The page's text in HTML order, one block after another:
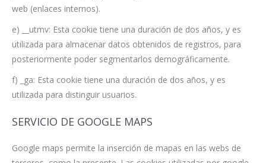
web (enlaces internos).
e) __utmv: Esta cookie tiene una duración de dos años, y es
utilizada para almacenar datos obtenidos de registros, para
posteriormente poder segmentarlos demográficamente.
f) _ga: Esta cookie tiene una duración de dos años, y es
utilizada para distinguir usuarios.
SERVICIO DE GOOGLE MAPS
Google maps permite la inserción de mapas en las webs de